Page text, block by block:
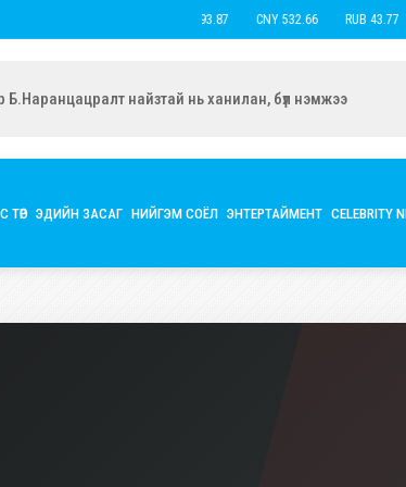
USD 3,593.87 CNY 532.66 RUB 43.77
найзтай нь ханилан, бүл нэмжээ
ТӨР ЭДИЙН ЗАСАГ НИЙГЭМ СОЁЛ ЭНТЕРТАЙМЕНТ CELEBRITY